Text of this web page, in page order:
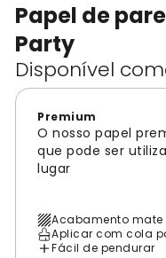
Papel de
Party
Disponível
Premium
O nosso papel
que pode ser
lugar
Acabamento mate
Aplicar com cola
Fácil de pendurar